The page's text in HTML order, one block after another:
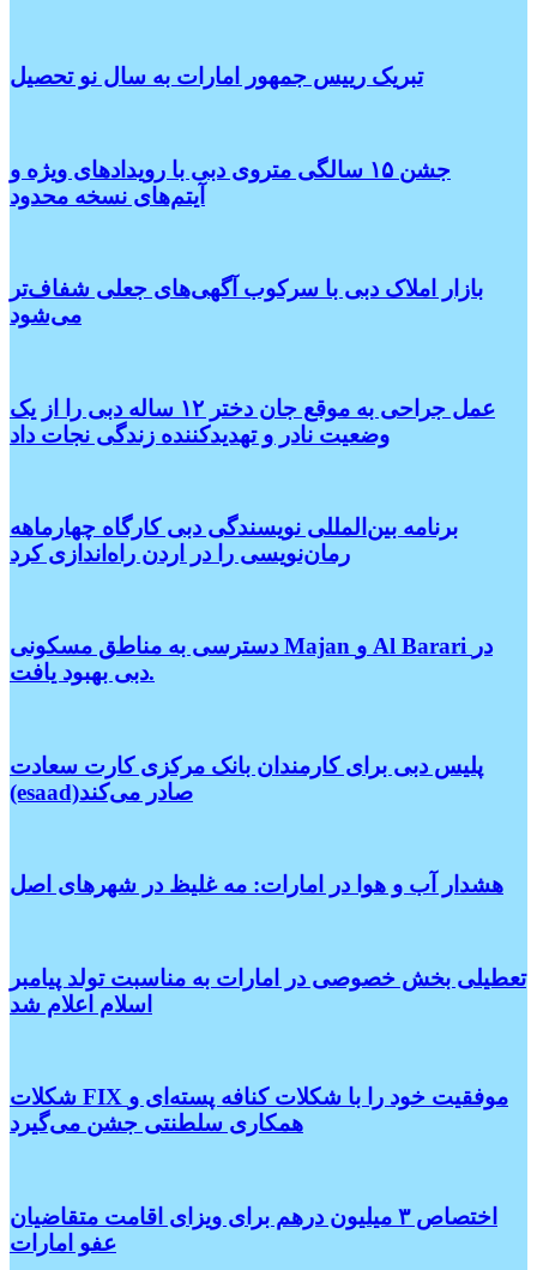
تبریک رییس جمهور امارات به سال نو تحصیل
جشن ۱۵ سالگی متروی دبی با رویدادهای ویژه و
آیتم‌های نسخه محدود
بازار املاک دبی با سرکوب آگهی‌های جعلی شفاف‌تر
می‌شود
عمل جراحی به موقع جان دختر ۱۲ ساله دبی را از یک
وضعیت نادر و تهدیدکننده زندگی نجات داد
برنامه بین‌المللی نویسندگی دبی کارگاه چهارماهه
رمان‌نویسی را در اردن راه‌اندازی کرد
دسترسی به مناطق مسکونی Majan و Al Barari در
دبی بهبود یافت.
پلیس دبی برای کارمندان بانک مرکزی کارت سعادت
(esaad)صادر می‌کند
هشدار آب و هوا در امارات: مه غلیظ در شهرهای اصل
تعطیلی بخش خصوصی در امارات به مناسبت تولد پیامبر
اسلام اعلام شد
شکلات FIX موفقیت خود را با شکلات کنافه پسته‌ای و
همکاری سلطنتی جشن می‌گیرد
اختصاص ۳ میلیون درهم برای ویزای اقامت متقاضیان
عفو امارات